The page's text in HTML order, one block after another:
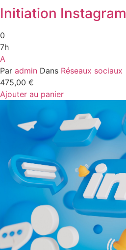
Initiation Instagram
0
7h
A
Par admin Dans Réseaux sociaux
475,00 €
Ajouter au panier